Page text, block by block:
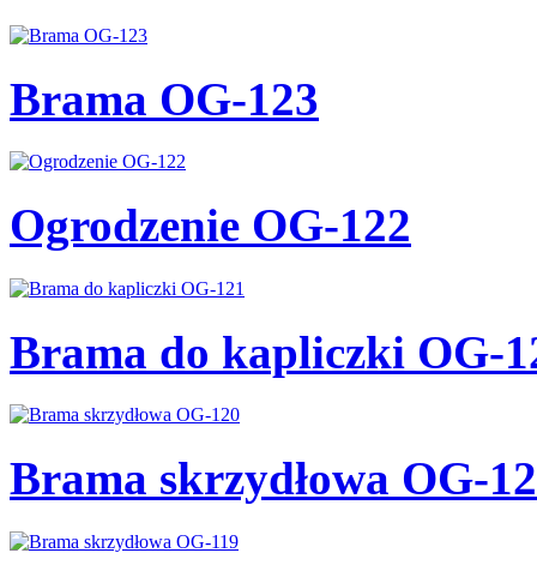
Brama OG-123
Ogrodzenie OG-122
Brama do kapliczki OG-
Brama skrzydłowa OG-